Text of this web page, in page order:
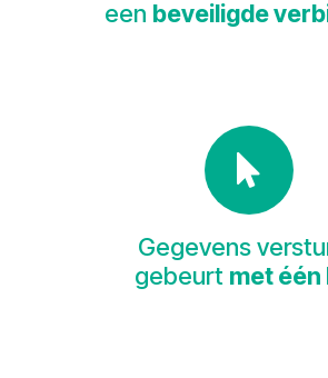
een beveiligde
Gegevens
gebeurt met één